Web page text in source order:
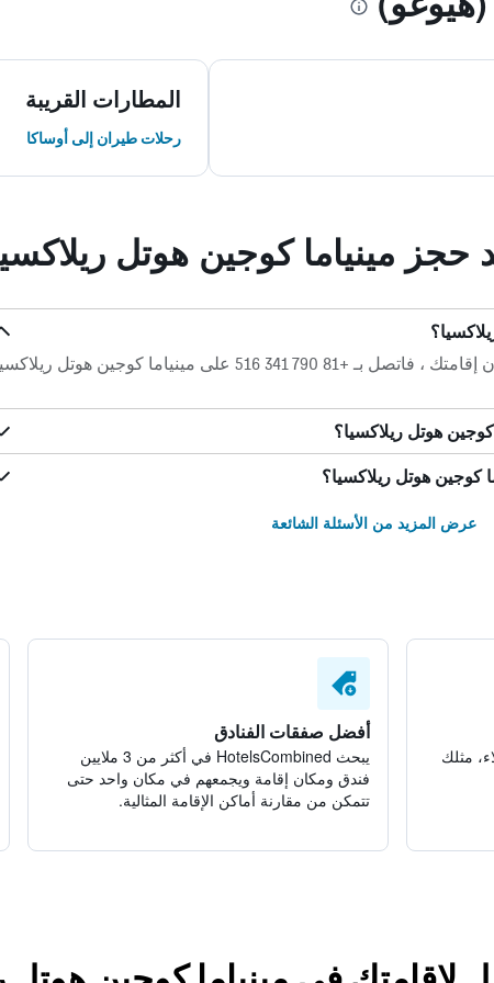
المطارات القريبة
رحلات طيران إلى أوساكا
حجز مينياما كوجين هوتل
إذا كانت لديك أسئلة أو أمور تتعلق بشأن إقامتك ، فاتصل بـ +81 790 341 516 على مينياما كوجين هوتل
هوتل ريلاكسيا؟
كوجين هوتل ريلاكسيا؟
عرض المزيد من الأسئلة الشائعة
مثلك
أفضل صفقات الفنادق
يبحث HotelsCombined في أكثر من 3 ملايين
فندق ومكان إقامة ويجمعهم في مكان واحد حتى
تتمكن من مقارنة أماكن الإقامة المثالية.